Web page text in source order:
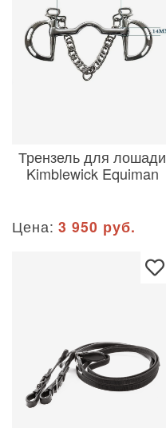
Трензель для лошади
Kimblewick Equiman
Цена: 3 950 руб.